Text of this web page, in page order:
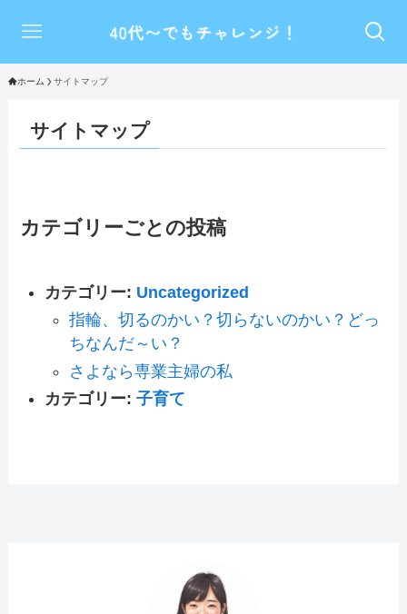
ホーム サイトマップ
サイトマップ
カテゴリーごとの投稿
カテゴリー: Uncategorized
指輪、切るのかい？切らないのかい？どっ
ちなんだ～い？
さよなら専業主婦の私
カテゴリー:子育て